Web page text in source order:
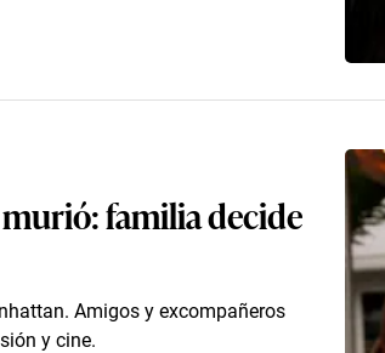
familia decide
Amigos y excompañeros
y cine.